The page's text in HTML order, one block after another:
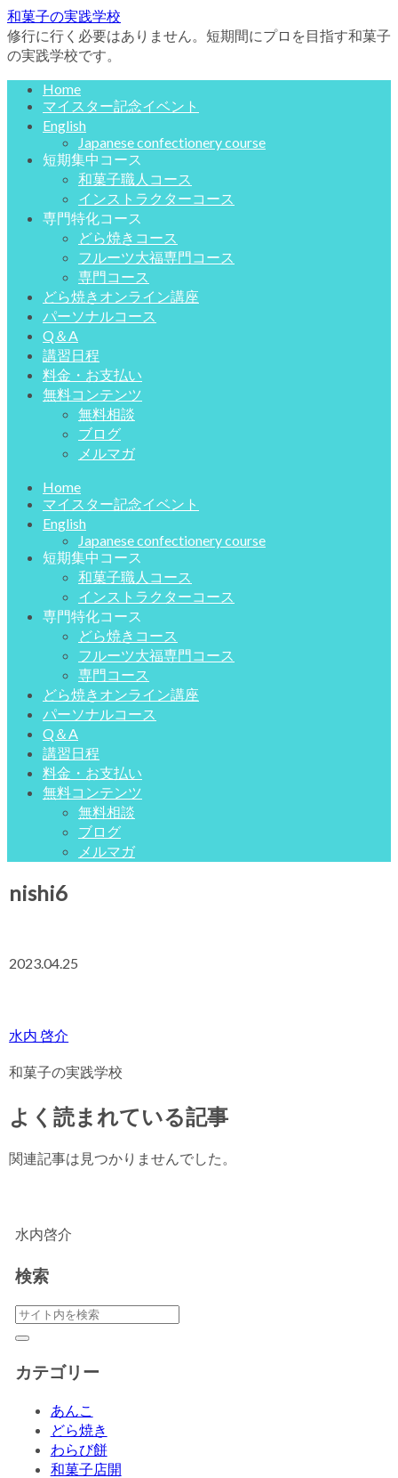
和菓子の実践学校
修行に行く必要はありません。短期間にプロを目指す和菓子
の実践学校です。
Home
マイスター記念イベント
English
Japanese confectionery course
短期集中コース
和菓子職人コース
インストラクターコース
専門特化コース
どら焼きコース
フルーツ大福専門コース
専門コース
どら焼きオンライン講座
パーソナルコース
Q＆A
講習日程
料金・お支払い
無料コンテンツ
無料相談
ブログ
メルマガ
Home
マイスター記念イベント
English
Japanese confectionery course
短期集中コース
和菓子職人コース
インストラクターコース
専門特化コース
どら焼きコース
フルーツ大福専門コース
専門コース
どら焼きオンライン講座
パーソナルコース
Q＆A
講習日程
料金・お支払い
無料コンテンツ
無料相談
ブログ
メルマガ
nishi6
2023.04.25
水内 啓介
和菓子の実践学校
よく読まれている記事
関連記事は見つかりませんでした。
水内啓介
検索
カテゴリー
あんこ
どら焼き
わらび餅
和菓子店開